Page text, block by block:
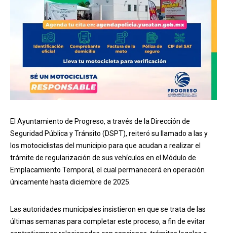
El Ayuntamiento de Progreso, a través de la Dirección de
Seguridad Pública y Tránsito (DSPT), reiteró su llamado a las y
los motociclistas del municipio para que acudan a realizar el
trámite de regularización de sus vehículos en el Módulo de
Emplacamiento Temporal, el cual permanecerá en operación
únicamente hasta diciembre de 2025.
Las autoridades municipales insistieron en que se trata de las
últimas semanas para completar este proceso, a fin de evitar